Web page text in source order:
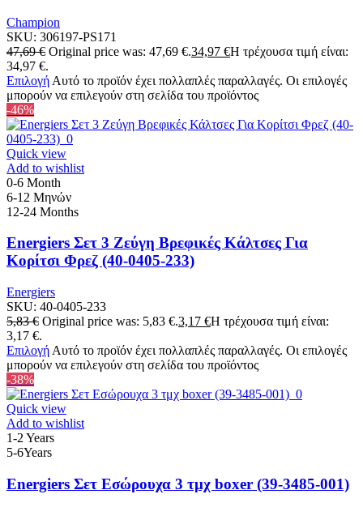
Champion
SKU: 306197-PS171
47,69€ Original price was: 47,69 €.34,97 €Η τρέχουσα τιμή είναι:
34,97 €.
Επιλογή Αυτό το προϊόν έχει πολλαπλές παραλλαγές. Οι επιλογές
μπορούν να επιλεγούν στη σελίδα του προϊόντος
-46%
Quick view
Add to wishlist
0-6 Month
6-12 Μηνών
12-24 Months
Energiers Σετ 3 Ζεύγη Βρεφικές Κάλτσες Για
Κορίτσι Φρεζ (40-0405-233)
Energiers
SKU: 40-0405-233
5,83€ Original price was: 5,83 €.3,17 €Η τρέχουσα τιμή είναι:
3,17 €.
Επιλογή Αυτό το προϊόν έχει πολλαπλές παραλλαγές. Οι επιλογές
μπορούν να επιλεγούν στη σελίδα του προϊόντος
-38%
Quick view
Add to wishlist
1-2 Years
5-6Years
Energiers Σετ Εσώρουχα 3 τμχ boxer (39-3485-001)